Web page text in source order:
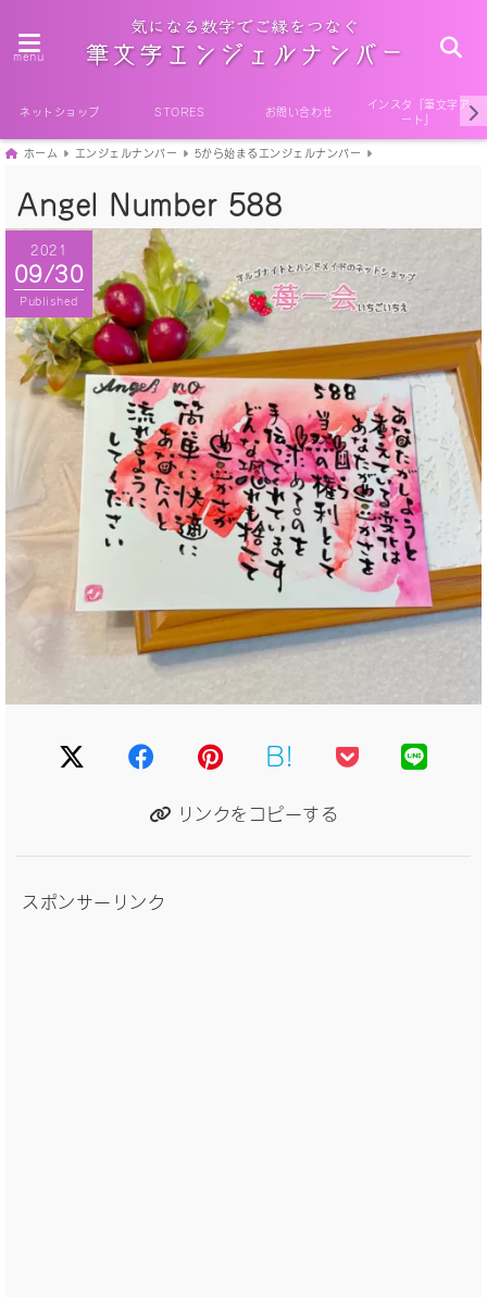
menu
ネットショップ STORES お問い合わせ
インスタ『筆文字ア
ート』
ホーム エンジェルナンバー 5から始まるエンジェルナンバー
Angel Number 588
2021
09/30
Published
B!
リンクをコピーする
スポンサーリンク